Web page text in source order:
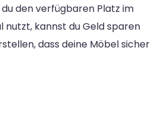
den verfügbaren Platz im
kannst du Geld sparen
dass deine Möbel sicher